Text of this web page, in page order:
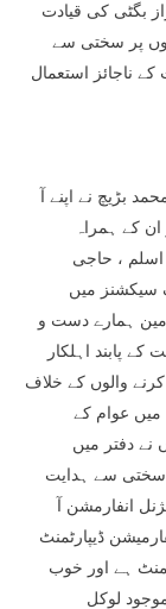
بگٹی کی قیادت
پر سختی سے
ناجائز استعمال
محمد بڑیچ نے اپنے آ
کے ہمراہ
اسلم ، حاجی
سیکشنز میں
ہمارے دست و
پابند اہلکار
والوں کے خلاف
عوام کے
دفتر میں
سختی سے ہدایت
انفارمشن آ
ڈیپارٹمنٹ
ہے اور خوب
لوکل